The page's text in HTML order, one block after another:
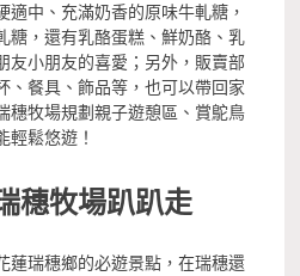
適中、充滿奶香的原味牛軋糖，
糖，還有乳酪蛋糕、鮮奶酪、乳
友小朋友的喜愛；另外，販賣部
、餐具、飾品等，也可以帶回家
穗牧場規劃親子遊憩區、賞鴕鳥
輕鬆悠遊！
穗牧場趴趴走
蓮瑞穗鄉的必遊景點，在瑞穗還